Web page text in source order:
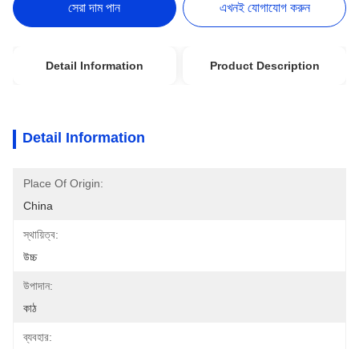
সেরা দাম পান এখনই যোগাযোগ করুন
Detail Information Product Description
Detail Information
Place Of Origin:
China
স্থায়িত্ব:
উচ্চ
উপাদান:
কাঠ
ব্যবহার: